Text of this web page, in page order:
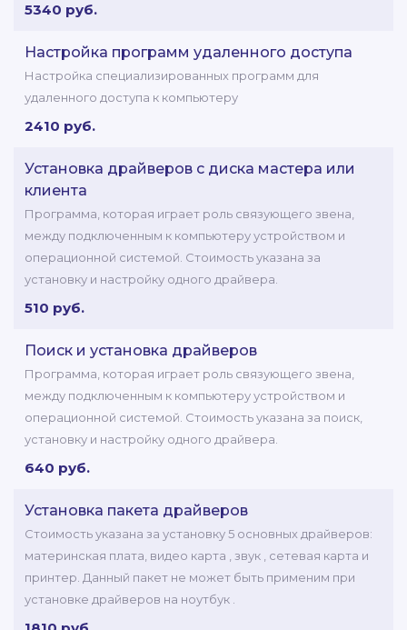
5340 руб.
Настройка программ удаленного доступа
Настройка специализированных программ для
удаленного доступа к компьютеру
2410 руб.
Установка драйверов с диска мастера или
клиента
Программа, которая играет роль связующего звена,
между подключенным к компьютеру устройством и
операционной системой. Стоимость указана за
установку и настройку одного драйвера.
510 руб.
Поиск и установка драйверов
Программа, которая играет роль связующего звена,
между подключенным к компьютеру устройством и
операционной системой. Стоимость указана за поиск,
установку и настройку одного драйвера.
640 руб.
Установка пакета драйверов
Стоимость указана за установку 5 основных драйверов:
материнская плата, видео карта , звук , сетевая карта и
принтер. Данный пакет не может быть применим при
установке драйверов на ноутбук .